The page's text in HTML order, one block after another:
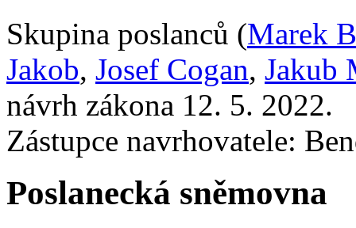
Skupina poslanců (Marek
Jakob, Josef Cogan, Jakub
návrh zákona 12. 5. 2022.
Zástupce navrhovatele:
Poslanecká sněmovna